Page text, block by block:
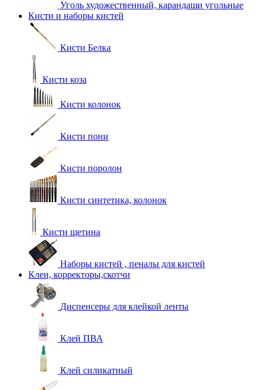
Уголь художественный, карандаши угольные
Кисти и наборы кистей
Кисти Белка
Кисти коза
Кисти колонок
Кисти пони
Кисти поролон
Кисти синтетика, колонок
Кисти щетина
Наборы кистей , пеналы для кистей
Клеи, корректоры,скотчи
Диспенсеры для клейкой ленты
Клей ПВА
Клей силикатный